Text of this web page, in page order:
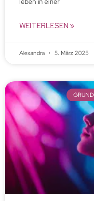
WEITERLESEN »
Alexandra 5. März 2025